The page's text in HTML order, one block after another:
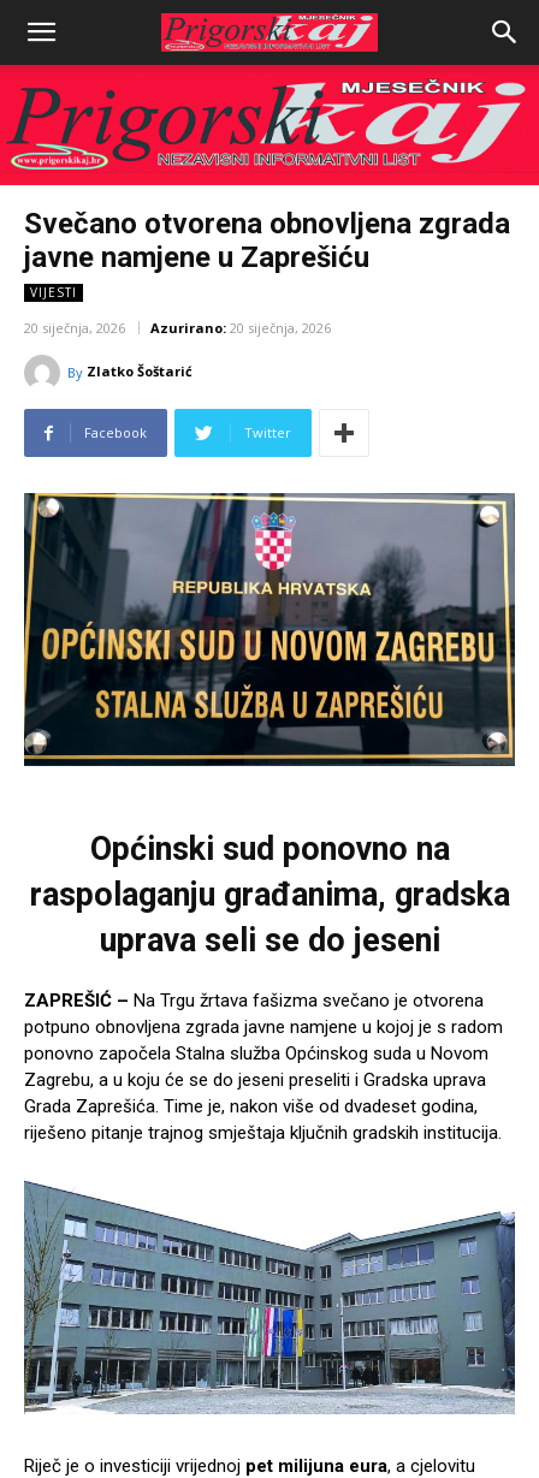
Svečano otvorena obnovljena zgrada
javne namjene u Zaprešiću
VIJESTI
20 siječnja, 2026 Azurirano: 20 siječnja, 2026
By Zlatko Šoštarić
Facebook Twitter
Općinski sud ponovno na
raspolaganju građanima, gradska
uprava seli se do jeseni
ZAPREŠIĆ – Na Trgu žrtava fašizma svečano je otvorena
potpuno obnovljena zgrada javne namjene u kojoj je s radom
ponovno započela Stalna služba Općinskog suda u Novom
Zagrebu, a u koju će se do jeseni preseliti i Gradska uprava
Grada Zaprešića. Time je, nakon više od dvadeset godina,
riješeno pitanje trajnog smještaja ključnih gradskih institucija.
Riječ je o investiciji vrijednoj pet milijuna eura, a cjelovitu